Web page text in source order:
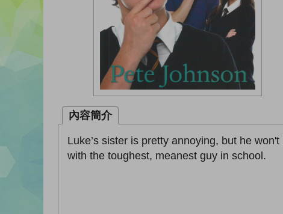
內容簡介
Luke’s sister is pretty annoying, but he
with the toughest, meanest guy in school.